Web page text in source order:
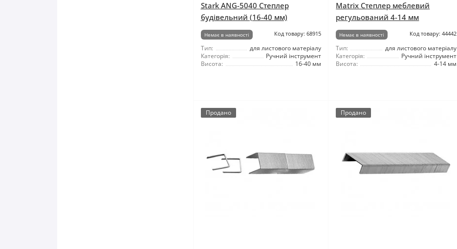
Stark ANG-5040 Степлер
будівельний (16-40 мм)
Немає в наявності Код товару: 68915
Тип:
для листового матеріалу
Категорія:
Ручний інструмент
Висота:
16-40 мм
Matrix Степлер меблевий
регульований 4-14 мм
Немає в наявності Код товару: 44442
Тип:
для листового матеріалу
Категорія:
Ручний інструмент
Висота:
4-14 мм
Продано Продано